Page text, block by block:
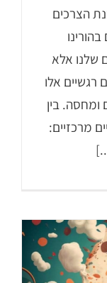
הצרכים
שלנו אלא
רגשיים אלו
ומחסה. בין
מרכזיים: